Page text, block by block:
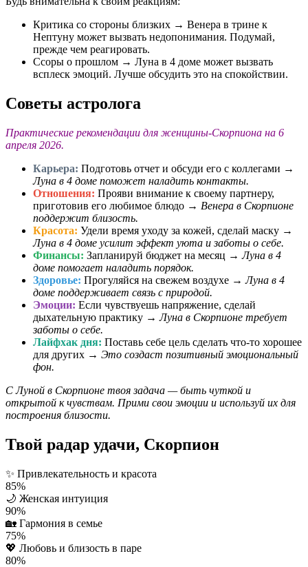
Критика со стороны близких → Венера в трине к
Нептуну может вызвать недопонимания. Подумай,
прежде чем реагировать.
Ссоры о прошлом → Луна в 4 доме может вызвать
всплеск эмоций. Лучше обсудить это на спокойствии.
Советы астролога
Практические рекомендации для женщины-Скорпиона на 6
апреля 2026.
Карьера: Подготовь отчет и обсуди его с коллегами →
Луна в 4 доме поможет наладить контакты.
Отношения: Прояви внимание к своему партнеру,
приготовив его любимое блюдо → Венера в Скорпионе
поддержит близость.
Красота: Удели время уходу за кожей, сделай маску →
Луна в 4 доме усилит эффект уюта и заботы о себе.
Финансы: Запланируй бюджет на месяц →Луна в 4
доме помогает наладить порядок.
Здоровье: Прогуляйся на свежем воздухе →Луна в 4
доме поддерживает связь с природой.
Эмоции: Если чувствуешь напряжение, сделай
дыхательную практику →Луна в Скорпионе требует
заботы о себе.
Лайфхак дня: Поставь себе цель сделать что-то хорошее
для других → Это создаст позитивный эмоциональный
фон.
С Луной в Скорпионе твоя задача — быть чуткой и
открытой к чувствам. Прими свои эмоции и используй их для
построения близости.
Твой радар удачи, Скорпион
✨ Привлекательность и красота
85%
🌙 Женская интуиция
90%
🏡 Гармония в семье
75%
💖 Любовь и близость в паре
80%